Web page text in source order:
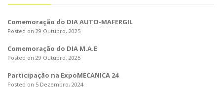
Comemoração do DIA AUTO-MAFERGIL
Posted on 29 Outubro, 2025
Comemoração do DIA M.A.E
Posted on 29 Outubro, 2025
Participação na ExpoMECÂNICA 24
Posted on 5 Dezembro, 2024